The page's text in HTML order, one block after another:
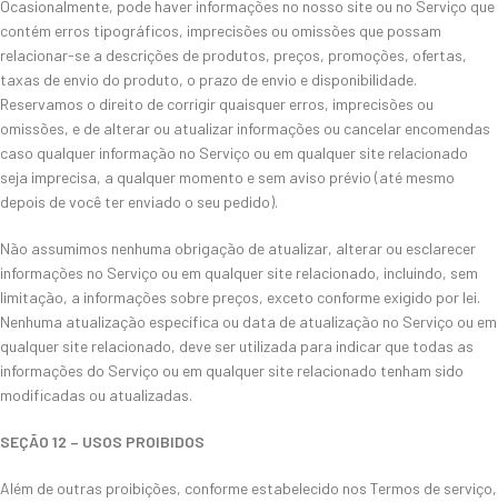
Ocasionalmente, pode haver informações no nosso site ou no Serviço que
contém erros tipográficos, imprecisões ou omissões que possam
relacionar-se a descrições de produtos, preços, promoções, ofertas,
taxas de envio do produto, o prazo de envio e disponibilidade.
Reservamos o direito de corrigir quaisquer erros, imprecisões ou
omissões, e de alterar ou atualizar informações ou cancelar encomendas
caso qualquer informação no Serviço ou em qualquer site relacionado
seja imprecisa, a qualquer momento e sem aviso prévio (até mesmo
depois de você ter enviado o seu pedido).
Não assumimos nenhuma obrigação de atualizar, alterar ou esclarecer
informações no Serviço ou em qualquer site relacionado, incluindo, sem
limitação, a informações sobre preços, exceto conforme exigido por lei.
Nenhuma atualização específica ou data de atualização no Serviço ou em
qualquer site relacionado, deve ser utilizada para indicar que todas as
informações do Serviço ou em qualquer site relacionado tenham sido
modificadas ou atualizadas.
SEÇÃO 12 – USOS PROIBIDOS
Além de outras proibições, conforme estabelecido nos Termos de serviço,